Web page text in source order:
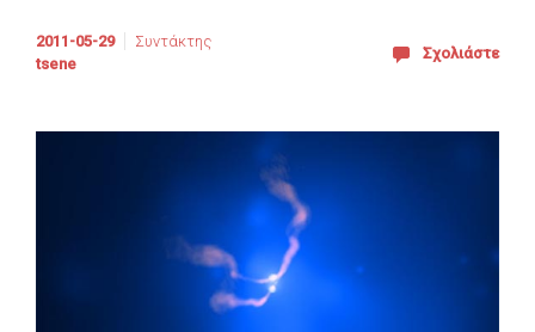
2011-05-29
Συντάκτης
tsene
Σχολιάστε